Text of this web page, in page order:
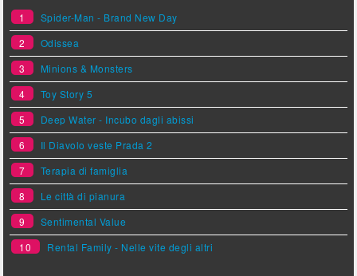
1
Spider-Man - Brand New Day
2
Odissea
3
Minions & Monsters
4
Toy Story 5
5
Deep Water - Incubo dagli abissi
6
Il Diavolo veste Prada 2
7
Terapia di famiglia
8
Le città di pianura
9
Sentimental Value
10
Rental Family - Nelle vite degli altri